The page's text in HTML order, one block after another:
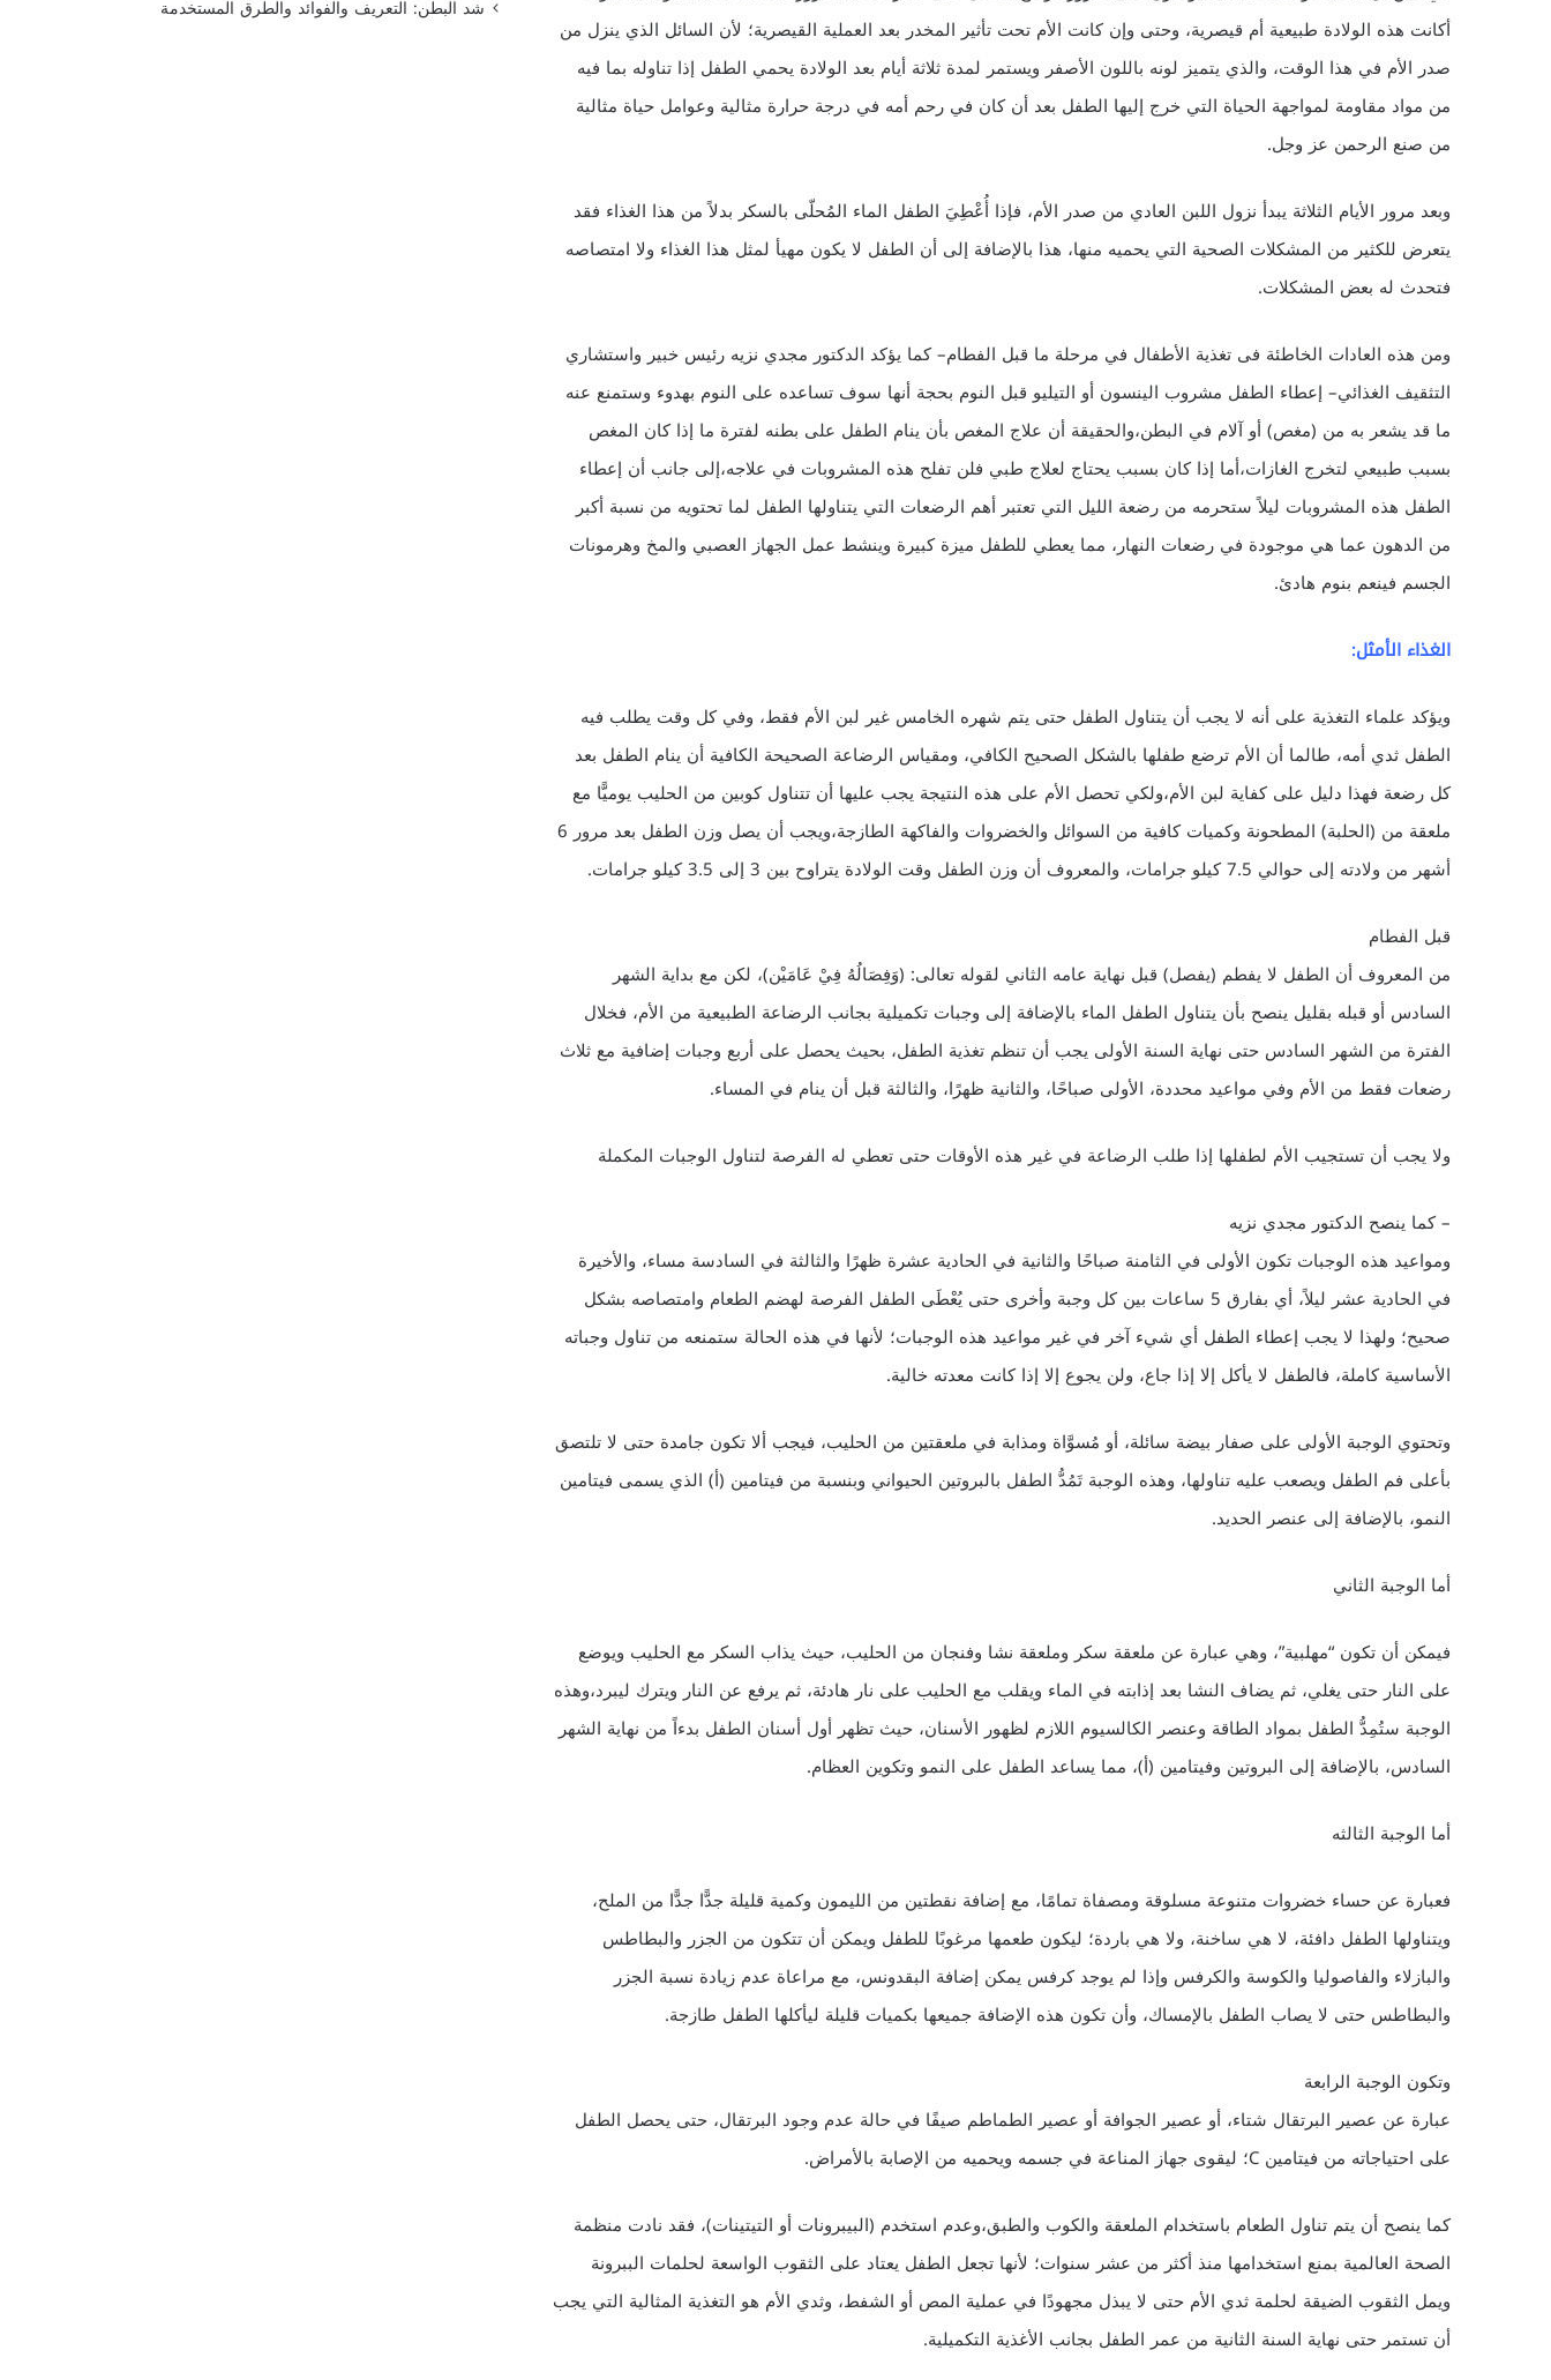
أكانت هذه الولادة طبيعية أم قيصرية، وحتى وإن كانت الأم تحت تأثير المخدر بعد العملية القيصرية؛ لأن السائل الذي ينزل من
صدر الأم في هذا الوقت، والذي يتميز لونه باللون الأصفر ويستمر لمدة ثلاثة أيام بعد الولادة يحمي الطفل إذا تناوله بما فيه
من مواد مقاومة لمواجهة الحياة التي خرج إليها الطفل بعد أن كان في رحم أمه في درجة حرارة مثالية وعوامل حياة مثالية
من صنع الرحمن عز وجل.
وبعد مرور الأيام الثلاثة يبدأ نزول اللبن العادي من صدر الأم، فإذا أُعْطِيَ الطفل الماء المُحلّى بالسكر بدلاً من هذا الغذاء فقد
يتعرض للكثير من المشكلات الصحية التي يحميه منها، هذا بالإضافة إلى أن الطفل لا يكون مهيأ لمثل هذا الغذاء ولا امتصاصه
فتحدث له بعض المشكلات.
ومن هذه العادات الخاطئة فى تغذية الأطفال في مرحلة ما قبل الفطام– كما يؤكد الدكتور مجدي نزيه رئيس خبير واستشاري
التثقيف الغذائي– إعطاء الطفل مشروب الينسون أو التيليو قبل النوم بحجة أنها سوف تساعده على النوم بهدوء وستمنع عنه
ما قد يشعر به من (مغص) أو آلام في البطن،والحقيقة أن علاج المغص بأن ينام الطفل على بطنه لفترة ما إذا كان المغص
بسبب طبيعي لتخرج الغازات،أما إذا كان بسبب يحتاج لعلاج طبي فلن تفلح هذه المشروبات في علاجه،إلى جانب أن إعطاء
الطفل هذه المشروبات ليلاً ستحرمه من رضعة الليل التي تعتبر أهم الرضعات التي يتناولها الطفل لما تحتويه من نسبة أكبر
من الدهون عما هي موجودة في رضعات النهار، مما يعطي للطفل ميزة كبيرة وينشط عمل الجهاز العصبي والمخ وهرمونات
الجسم فينعم بنوم هادئ.
الغذاء الأمثل:
ويؤكد علماء التغذية على أنه لا يجب أن يتناول الطفل حتى يتم شهره الخامس غير لبن الأم فقط، وفي كل وقت يطلب فيه
الطفل ثدي أمه، طالما أن الأم ترضع طفلها بالشكل الصحيح الكافي، ومقياس الرضاعة الصحيحة الكافية أن ينام الطفل بعد
كل رضعة فهذا دليل على كفاية لبن الأم،ولكي تحصل الأم على هذه النتيجة يجب عليها أن تتناول كوبين من الحليب يوميًّا مع
ملعقة من (الحلبة) المطحونة وكميات كافية من السوائل والخضروات والفاكهة الطازجة،ويجب أن يصل وزن الطفل بعد مرور 6
أشهر من ولادته إلى حوالي 7.5 كيلو جرامات، والمعروف أن وزن الطفل وقت الولادة يتراوح بين 3 إلى 3.5 كيلو جرامات.
قبل الفطام
من المعروف أن الطفل لا يفطم (يفصل) قبل نهاية عامه الثاني لقوله تعالى: (وَفِصَالُهُ فِيْ عَامَيْن)، لكن مع بداية الشهر
السادس أو قبله بقليل ينصح بأن يتناول الطفل الماء بالإضافة إلى وجبات تكميلية بجانب الرضاعة الطبيعية من الأم، فخلال
الفترة من الشهر السادس حتى نهاية السنة الأولى يجب أن تنظم تغذية الطفل، بحيث يحصل على أربع وجبات إضافية مع ثلاث
رضعات فقط من الأم وفي مواعيد محددة، الأولى صباحًا، والثانية ظهرًا، والثالثة قبل أن ينام في المساء.
ولا يجب أن تستجيب الأم لطفلها إذا طلب الرضاعة في غير هذه الأوقات حتى تعطي له الفرصة لتناول الوجبات المكملة
– كما ينصح الدكتور مجدي نزيه
ومواعيد هذه الوجبات تكون الأولى في الثامنة صباحًا والثانية في الحادية عشرة ظهرًا والثالثة في السادسة مساء، والأخيرة
في الحادية عشر ليلاً، أي بفارق 5 ساعات بين كل وجبة وأخرى حتى يُعْطَى الطفل الفرصة لهضم الطعام وامتصاصه بشكل
صحيح؛ ولهذا لا يجب إعطاء الطفل أي شيء آخر في غير مواعيد هذه الوجبات؛ لأنها في هذه الحالة ستمنعه من تناول وجباته
الأساسية كاملة، فالطفل لا يأكل إلا إذا جاع، ولن يجوع إلا إذا كانت معدته خالية.
وتحتوي الوجبة الأولى على صفار بيضة سائلة، أو مُسوَّاة ومذابة في ملعقتين من الحليب، فيجب ألا تكون جامدة حتى لا تلتصق
بأعلى فم الطفل ويصعب عليه تناولها، وهذه الوجبة تَمُدُّ الطفل بالبروتين الحيواني وبنسبة من فيتامين (أ) الذي يسمى فيتامين
النمو، بالإضافة إلى عنصر الحديد.
أما الوجبة الثاني
فيمكن أن تكون “مهلبية”، وهي عبارة عن ملعقة سكر وملعقة نشا وفنجان من الحليب، حيث يذاب السكر مع الحليب ويوضع
على النار حتى يغلي، ثم يضاف النشا بعد إذابته في الماء ويقلب مع الحليب على نار هادئة، ثم يرفع عن النار ويترك ليبرد،وهذه
الوجبة ستُمِدُّ الطفل بمواد الطاقة وعنصر الكالسيوم اللازم لظهور الأسنان، حيث تظهر أول أسنان الطفل بدءاً من نهاية الشهر
السادس، بالإضافة إلى البروتين وفيتامين (أ)، مما يساعد الطفل على النمو وتكوين العظام.
أما الوجبة الثالثه
فعبارة عن حساء خضروات متنوعة مسلوقة ومصفاة تمامًا، مع إضافة نقطتين من الليمون وكمية قليلة جدًّا جدًّا من الملح،
ويتناولها الطفل دافئة، لا هي ساخنة، ولا هي باردة؛ ليكون طعمها مرغوبًا للطفل ويمكن أن تتكون من الجزر والبطاطس
والبازلاء والفاصوليا والكوسة والكرفس وإذا لم يوجد كرفس يمكن إضافة البقدونس، مع مراعاة عدم زيادة نسبة الجزر
والبطاطس حتى لا يصاب الطفل بالإمساك، وأن تكون هذه الإضافة جميعها بكميات قليلة ليأكلها الطفل طازجة.
وتكون الوجبة الرابعة
عبارة عن عصير البرتقال شتاء، أو عصير الجوافة أو عصير الطماطم صيفًا في حالة عدم وجود البرتقال، حتى يحصل الطفل
على احتياجاته من فيتامين C؛ ليقوى جهاز المناعة في جسمه ويحميه من الإصابة بالأمراض.
كما ينصح أن يتم تناول الطعام باستخدام الملعقة والكوب والطبق،وعدم استخدم (البيبرونات أو التيتينات)، فقد نادت منظمة
الصحة العالمية بمنع استخدامها منذ أكثر من عشر سنوات؛ لأنها تجعل الطفل يعتاد على الثقوب الواسعة لحلمات الببرونة
ويمل الثقوب الضيقة لحلمة ثدي الأم حتى لا يبذل مجهودًا في عملية المص أو الشفط، وثدي الأم هو التغذية المثالية التي يجب
أن تستمر حتى نهاية السنة الثانية من عمر الطفل بجانب الأغذية التكميلية.
شد البطن: التعريف والفوائد والطرق المستخدمة